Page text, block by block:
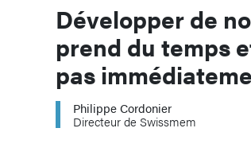
Développer de
prend du temps
pas
Philippe Cordonier
Directeur de Swissmem